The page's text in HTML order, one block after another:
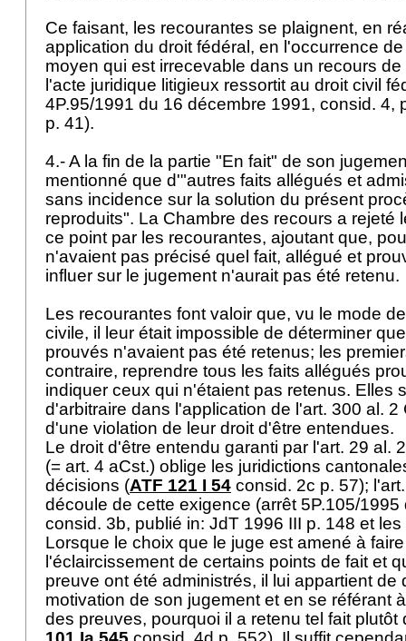
Ce faisant, les recourantes se plaignent, en
application du droit fédéral, en l'occurrence
moyen qui est irrecevable dans un recours
l'acte juridique litigieux ressortit au droit civil
4P.95/1991 du 16 décembre 1991, consid. 4,
p. 41).
4.- A la fin de la partie "En fait" de son
mentionné que d'"autres faits allégués et
sans incidence sur la solution du présent
reproduits". La Chambre des recours a rejeté
ce point par les recourantes, ajoutant que,
n'avaient pas précisé quel fait, allégué et
influer sur le jugement n'aurait pas été retenu.
Les recourantes font valoir que, vu le mode
civile, il leur était impossible de déterminer
prouvés n'avaient pas été retenus; les
contraire, reprendre tous les faits allégués
indiquer ceux qui n'étaient pas retenus. Elles
d'arbitraire dans l'application de l'art. 300 al. 2
d'une violation de leur droit d'être entendues.
Le droit d'être entendu garanti par l'art. 29 al.
(= art. 4 aCst.) oblige les juridictions
décisions (ATF 121 I 54 consid. 2c p. 57); l'
découle de cette exigence (arrêt 5P.105/1995
consid. 3b, publié in: JdT 1996 III p. 148 et
Lorsque le choix que le juge est amené à
l'éclaircissement de certains points de fait et
preuve ont été administrés, il lui appartient de
motivation de son jugement et en se référant
des preuves, pourquoi il a retenu tel fait plutôt